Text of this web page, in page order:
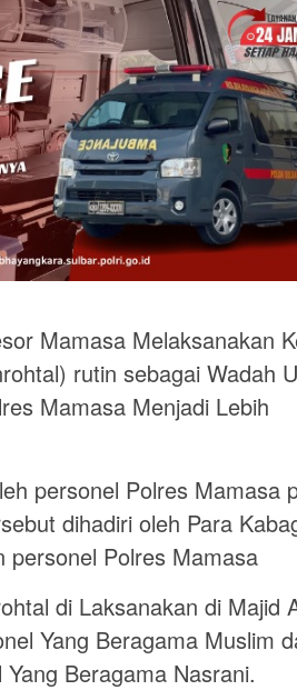
Mamasa Melaksanakan
rutin sebagai Wadah
Mamasa Menjadi Lebih
personel Polres Mamasa
dihadiri oleh Para
personel Polres Mamasa
di Laksanakan di Majid
Yang Beragama Muslim
Beragama Nasrani.